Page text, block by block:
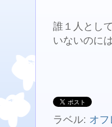
誰１人とし
いないのに
ラベル: オフ